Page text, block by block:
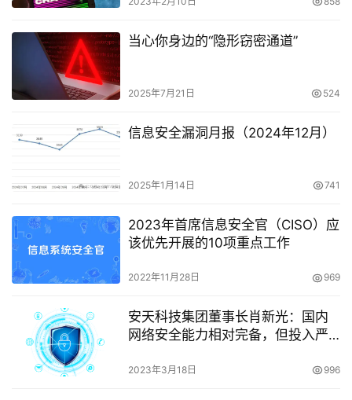
当心你身边的“隐形窃密通道”
2025年7月21日 524
信息安全漏洞月报（2024年12月）
2025年1月14日 741
2023年首席信息安全官（CISO）应
该优先开展的10项重点工作
2022年11月28日 969
安天科技集团董事长肖新光：国内
网络安全能力相对完备，但投入严
2023年3月18日 996